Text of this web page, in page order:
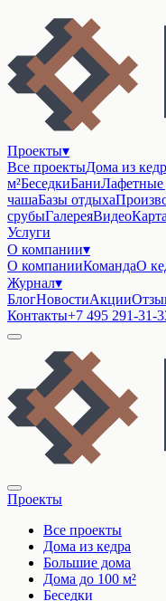
Проекты▾
Все проектыДома из
м²БеседкиБаниЛафетные
чашаБазы отдыха
срубыГалереяВидео
Услуги
О компании▾
О компанииКомандаО
Журнал▾
БлогНовостиАкции
Контакты+7 495 291-31-
Проекты
Все проекты
Дома из кедра
Большие дома
Дома до 100 м²
Беседки